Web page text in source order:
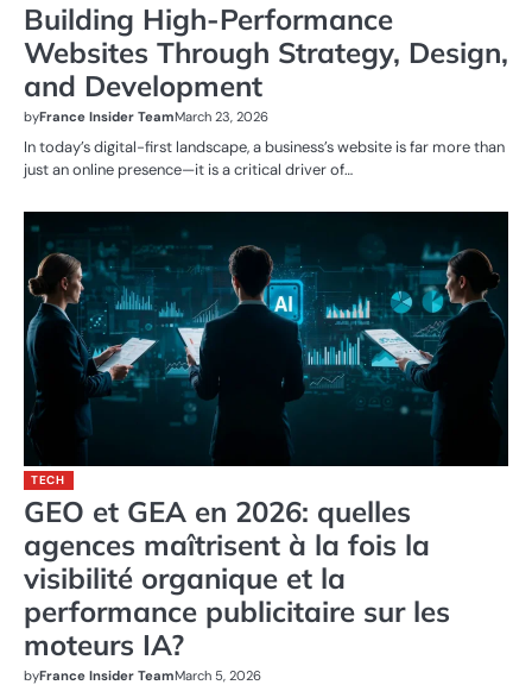
Building High-Performance
Websites Through Strategy, Design,
and Development
byFrance Insider TeamMarch 23, 2026
In today’s digital-first landscape, a business’s website is far more than
just an online presence—it is a critical driver of…
TECH
GEO et GEA en 2026: quelles
agences maîtrisent à la fois la
visibilité organique et la
performance publicitaire sur les
moteurs IA?
byFrance Insider TeamMarch 5, 2026